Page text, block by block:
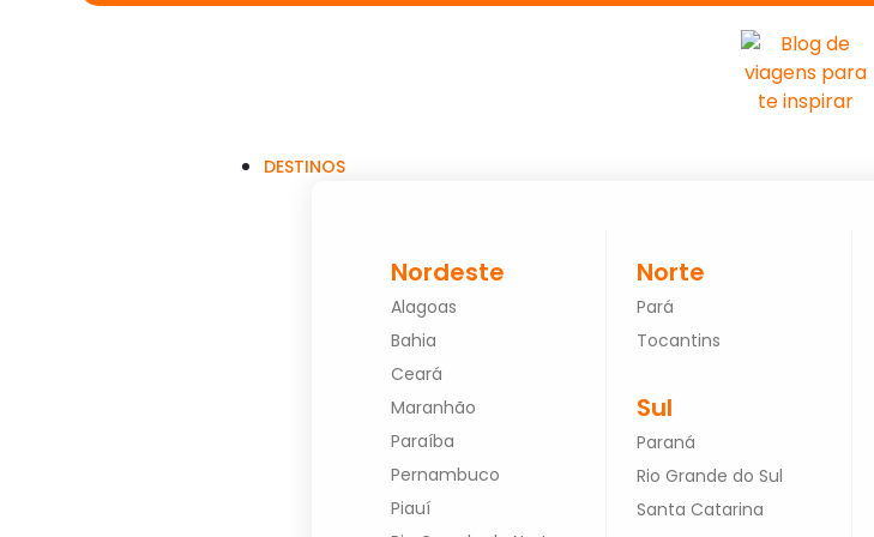
DESTINOS
Nordeste
Alagoas
Bahia
Ceará
Maranhão
Paraíba
Pernambuco
Piauí
Norte
Pará
Tocantins
Sul
Paraná
Rio Grande do Sul
Santa Catarina